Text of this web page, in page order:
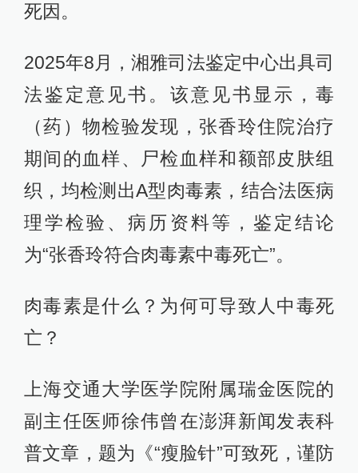
死因。
2025年8月，湘雅司法鉴定中心出具司
法鉴定意见书。该意见书显示，毒
（药）物检验发现，张香玲住院治疗
期间的血样、尸检血样和额部皮肤组
织，均检测出A型肉毒素，结合法医病
理学检验、病历资料等，鉴定结论
为“张香玲符合肉毒素中毒死亡”。
肉毒素是什么？为何可导致人中毒死
亡？
上海交通大学医学院附属瑞金医院的
副主任医师徐伟曾在澎湃新闻发表科
普文章，题为《“瘦脸针”可致死，谨防